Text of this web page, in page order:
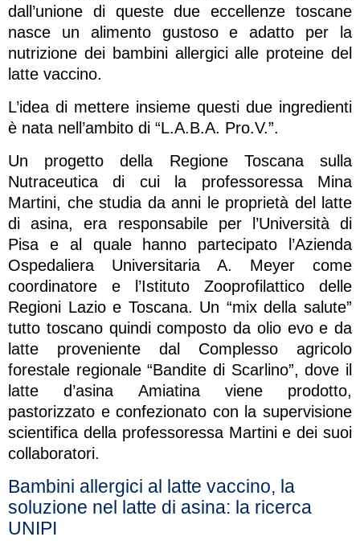
dall’unione di queste due eccellenze toscane
nasce un alimento gustoso e adatto per la
nutrizione dei bambini allergici alle proteine del
latte vaccino.
L’idea di mettere insieme questi due ingredienti
è nata nell’ambito di “L.A.B.A. Pro.V.”.
Un progetto della Regione Toscana sulla
Nutraceutica di cui la professoressa Mina
Martini, che studia da anni le proprietà del latte
di asina, era responsabile per l’Università di
Pisa e al quale hanno partecipato l’Azienda
Ospedaliera Universitaria A. Meyer come
coordinatore e l’Istituto Zooprofilattico delle
Regioni Lazio e Toscana. Un “mix della salute”
tutto toscano quindi composto da olio evo e da
latte proveniente dal Complesso agricolo
forestale regionale “Bandite di Scarlino”, dove il
latte d’asina Amiatina viene prodotto,
pastorizzato e confezionato con la supervisione
scientifica della professoressa Martini e dei suoi
collaboratori.
Bambini allergici al latte vaccino, la
soluzione nel latte di asina: la ricerca
UNIPI